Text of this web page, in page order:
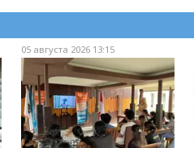
05 августа 2026 13:15